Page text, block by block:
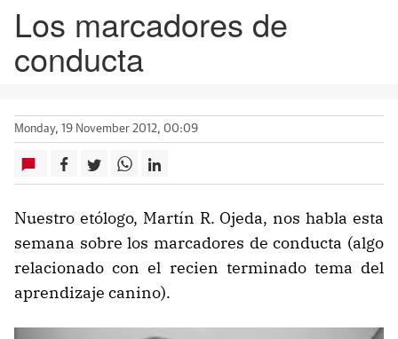
Los marcadores de
conducta
Monday, 19 November 2012, 00:09
Nuestro etólogo, Martín R. Ojeda, nos habla esta
semana sobre los marcadores de conducta (algo
relacionado con el recien terminado tema del
aprendizaje canino).